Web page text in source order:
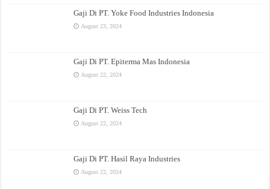
Gaji Di PT. Yoke Food Industries Indonesia
August 23, 2024
Gaji Di PT. Epiterma Mas Indonesia
August 22, 2024
Gaji Di PT. Weiss Tech
August 22, 2024
Gaji Di PT. Hasil Raya Industries
August 22, 2024